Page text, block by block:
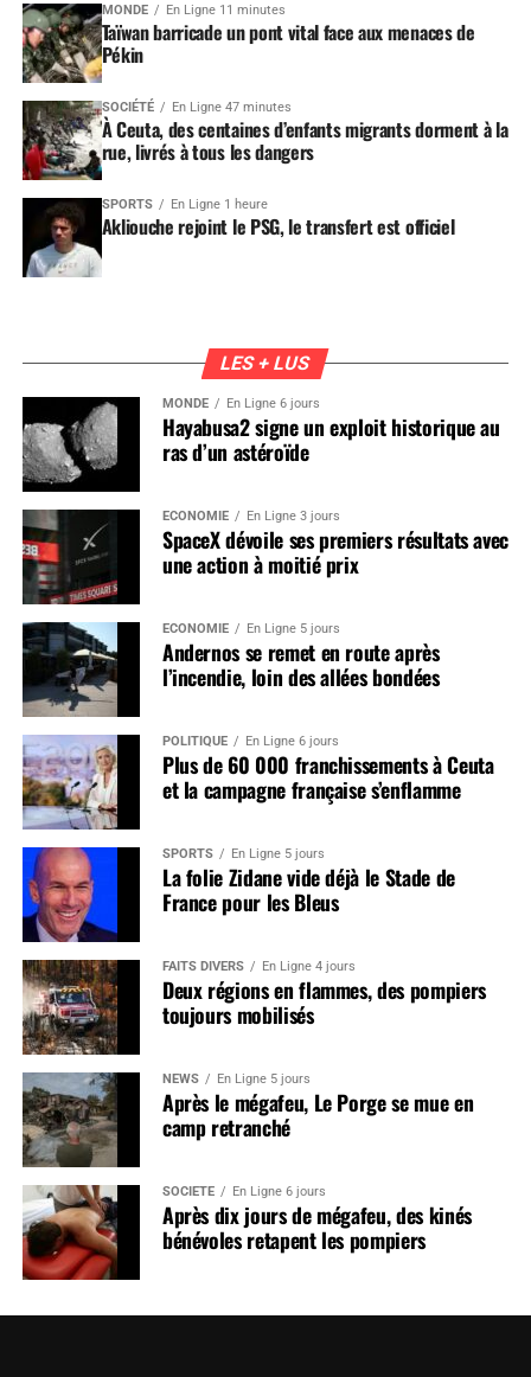
MONDE En Ligne 11 minutes
Taïwan barricade un pont vital face aux menaces de
Pékin
SOCIÉTÉ En Ligne 47 minutes
À Ceuta, des centaines d’enfants migrants dorment à la
rue, livrés à tous les dangers
SPORTS En Ligne 1 heure
Akliouche rejoint le PSG, le transfert est officiel
LES + LUS
MONDE En Ligne 6 jours
Hayabusa2 signe un exploit historique au
ras d’un astéroïde
ÉCONOMIE En Ligne 3 jours
SpaceX dévoile ses premiers résultats avec
une action à moitié prix
ÉCONOMIE En Ligne 5 jours
Andernos se remet en route après
l’incendie, loin des allées bondées
POLITIQUE En Ligne 6 jours
Plus de 60 000 franchissements à Ceuta
et la campagne française s’enflamme
SPORTS En Ligne 5 jours
La folie Zidane vide déjà le Stade de
France pour les Bleus
FAITS DIVERS En Ligne 4 jours
Deux régions en flammes, des pompiers
toujours mobilisés
NEWS En Ligne 5 jours
Après le mégafeu, Le Porge se mue en
camp retranché
SOCIÉTÉ En Ligne 6 jours
Après dix jours de mégafeu, des kinés
bénévoles retapent les pompiers